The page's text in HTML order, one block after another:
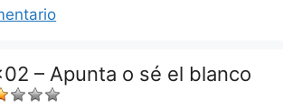
– Apunta o sé el blanco